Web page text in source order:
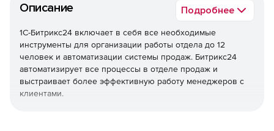
Описание Подробнее
1С-Битрикс24 включает в себя все необходимые
инструменты для организации работы отдела до 12
человек и автоматизации системы продаж. Битрикс24
автоматизирует все процессы в отделе продаж и
выстраивает более эффективную работу менеджеров с
клиентами.